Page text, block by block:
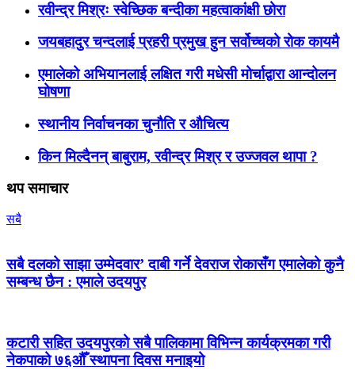
रवीन्द्र मिश्रः स्वेच्छिक बन्दीका महत्वाकांक्षी छोरा
जयबहादुर चन्दलाई प्रहरी प्रमुख हुन सर्वोच्चको रोक कायमै
एमालेको अभियानलाई लक्षित गरी मधेसी मोर्चाद्वारा आन्दोलन
घोषणा
स्थानीय निर्वाचनका चुनौति र औचित्य
किन मिल्दैनन् बाबुराम, रवीन्द्र मिश्र र उज्जवल थापा ?
थप समाचार
सबै
सबै दलको साझा उम्मेदवार’ दाबी गर्ने देवराज रोकासँग एमालेको कुनै
सम्बन्ध छैन : एमाले उदयपुर
कटारी सहित उदयपुरको सबै पालिकामा विभिन्न कार्यक्रमका गरी
नेकपाको ७६औँ स्थापना दिवस मनाइयो